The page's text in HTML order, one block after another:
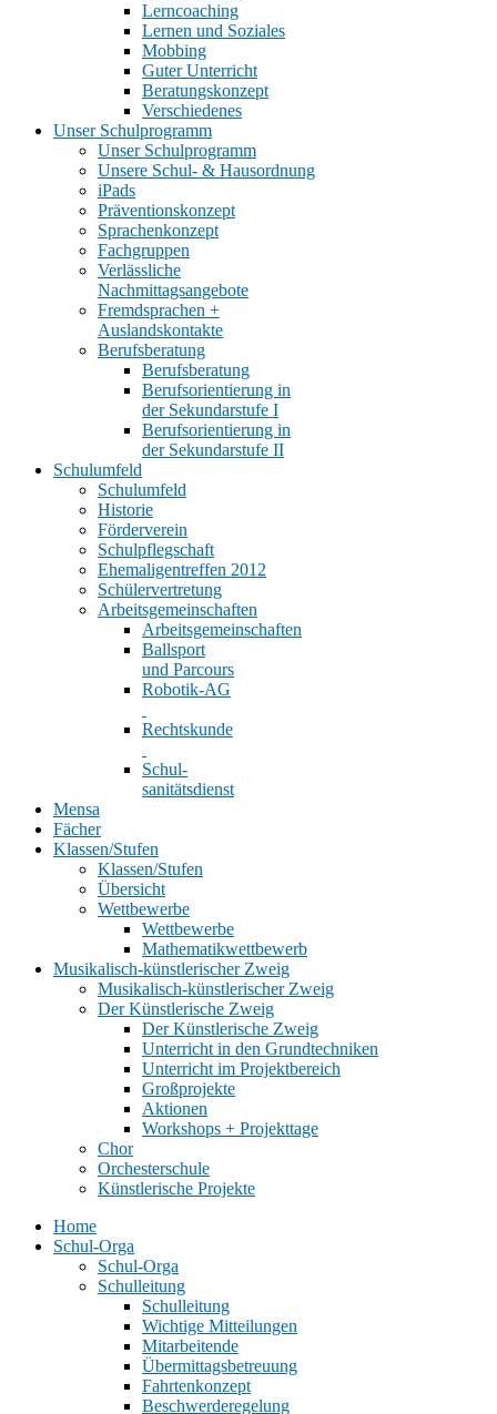
Lerncoaching
Lernen und Soziales
Mobbing
Guter Unterricht
Beratungskonzept
Verschiedenes
Unser Schulprogramm
Unser Schulprogramm
Unsere Schul- & Hausordnung
iPads
Präventionskonzept
Sprachenkonzept
Fachgruppen
Verlässliche
Nachmittagsangebote
Fremdsprachen +
Auslandskontakte
Berufsberatung
Berufsberatung
Berufsorientierung in
der Sekundarstufe I
Berufsorientierung in
der Sekundarstufe II
Schulumfeld
Schulumfeld
Historie
Förderverein
Schulpflegschaft
Ehemaligentreffen 2012
Schülervertretung
Arbeitsgemeinschaften
Arbeitsgemeinschaften
Ballsport
und Parcours
Robotik-AG
Rechtskunde
Schul-
sanitätsdienst
Mensa
Fächer
Klassen/Stufen
Klassen/Stufen
Übersicht
Wettbewerbe
Wettbewerbe
Mathematikwettbewerb
Musikalisch-künstlerischer Zweig
Musikalisch-künstlerischer Zweig
Der Künstlerische Zweig
Der Künstlerische Zweig
Unterricht in den Grundtechniken
Unterricht im Projektbereich
Großprojekte
Aktionen
Workshops + Projekttage
Chor
Orchesterschule
Künstlerische Projekte
Home
Schul-Orga
Schul-Orga
Schulleitung
Schulleitung
Wichtige Mitteilungen
Mitarbeitende
Übermittagsbetreuung
Fahrtenkonzept
Beschwerderegelung